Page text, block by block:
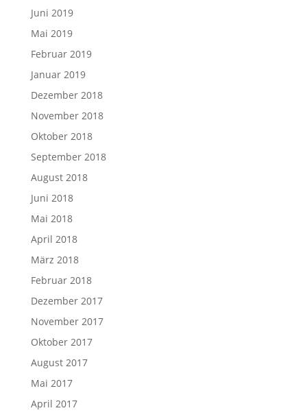
Juni 2019
Mai 2019
Februar 2019
Januar 2019
Dezember 2018
November 2018
Oktober 2018
September 2018
August 2018
Juni 2018
Mai 2018
April 2018
März 2018
Februar 2018
Dezember 2017
November 2017
Oktober 2017
August 2017
Mai 2017
April 2017